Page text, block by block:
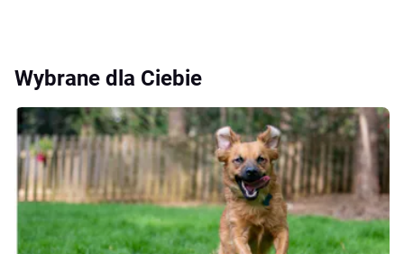
Wybrane dla Ciebie